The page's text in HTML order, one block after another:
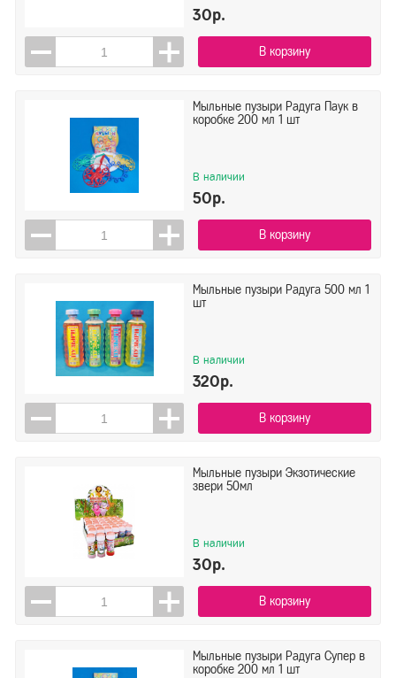
30р.
В корзину
Мыльные пузыри Радуга Паук в
коробке 200 мл 1 шт
В наличии
50р.
В корзину
Мыльные пузыри Радуга 500 мл 1
шт
В наличии
320р.
В корзину
Мыльные пузыри Экзотические
звери 50мл
В наличии
30р.
В корзину
Мыльные пузыри Радуга Супер в
коробке 200 мл 1 шт